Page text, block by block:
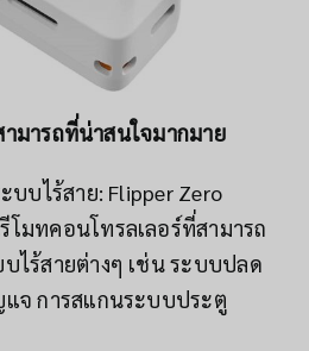
มารถที่น่าสนใจมากมาย
บไร้สาย: Flipper Zero
มทคอนโทรลเลอร์ที่สามารถ
ไร้สายต่างๆ เช่น ระบบปลด
จ การสแกนระบบประตู